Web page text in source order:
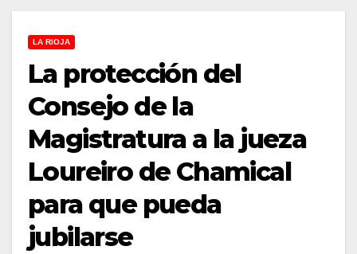
LA RIOJA
La protección del
Consejo de la
Magistratura a la jueza
Loureiro de Chamical
para que pueda
jubilarse